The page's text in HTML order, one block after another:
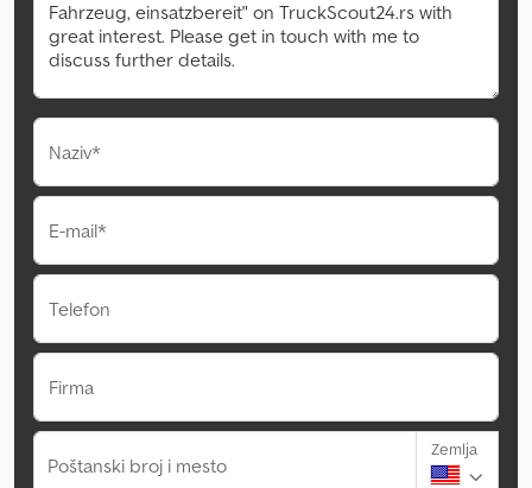
Naziv*
E-mail*
Telefon
Firma
Poštanski broj i mesto
Zemlja